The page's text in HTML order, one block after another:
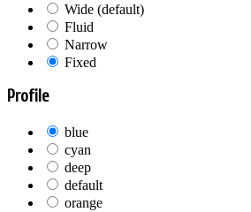
Wide (default)
Fluid
Narrow
Fixed
Profile
blue
cyan
deep
default
orange